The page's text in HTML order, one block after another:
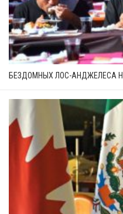
БЕЗДОМНЫХ ЛОС-АНДЖЕЛЕСА